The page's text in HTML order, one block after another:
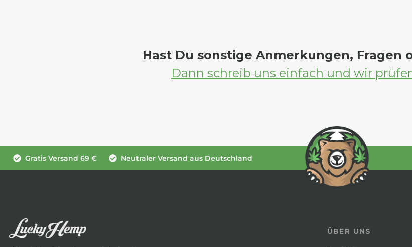
Hast Du sonstige Anmerkungen, Fragen
Dann schreib uns einfach und wir
Gratis Versand 69 € Neutraler Versand aus Deutschland
ÜBER UNS